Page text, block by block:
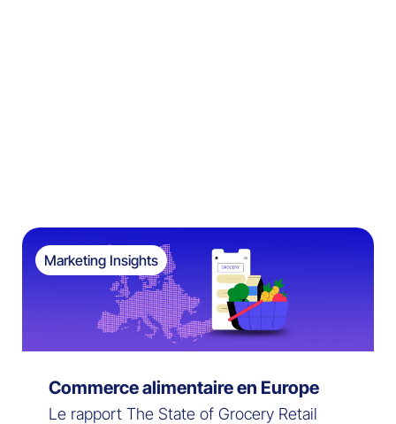
Marketing Insights
Commerce alimentaire en Europe
Le rapport The State of Grocery Retail